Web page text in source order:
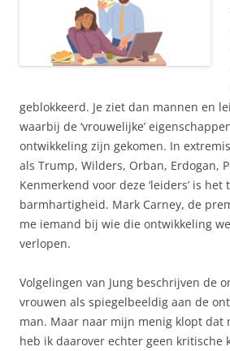
geblokkeerd. Je ziet dan mannen en
waarbij de ‘vrouwelijke’
ontwikkeling zijn gekomen. In
als Trump, Wilders, Orban, Erdogan,
Kenmerkend voor deze ‘leiders’ is
barmhartigheid. Mark Carney, de
me iemand bij wie die ontwikkeling
verlopen.
Volgelingen van Jung beschrijven de
vrouwen als spiegelbeeldig aan de
man. Maar naar mijn menig klopt
heb ik daarover echter geen kritische